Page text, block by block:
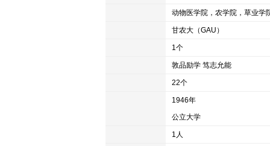
甘农大（GAU）
1个
敦品励学 笃志允能
22个
1946年
公立大学
1人